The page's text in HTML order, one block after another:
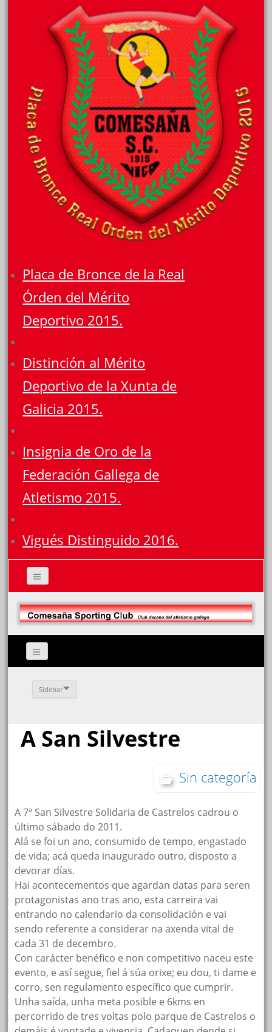
Placa de Bronce de la Real
Órden del Mérito
Deportivo 2015.
Distinción al Mérito
Deportivo de la Xunta de
Galicia 2015.
Insignia de Oro de la
Federación Gallega de
Atletismo 2015.
Vigués Distinguido 2016.
Sidebar
A San Silvestre
Sin categoría
A 7ª San Silvestre Solidaria de Castrelos cadrou o
último sábado do 2011.
Alá se foi un ano, consumido de tempo, engastado
de vida; acá queda inaugurado outro, disposto a
devorar días.
Hai acontecementos que agardan datas para seren
protagonistas ano tras ano, esta carreira vai
entrando no calendario da consolidación e vai
sendo referente a considerar na axenda vital de
cada 31 de decembro.
Con carácter benéfico e non competitivo naceu este
evento, e así segue, fiel á súa orixe; eu dou, ti dame e
corro, sen regulamento específico que cumprir.
Unha saída, unha meta posible e 6kms en
percorrido de tres voltas polo parque de Castrelos o